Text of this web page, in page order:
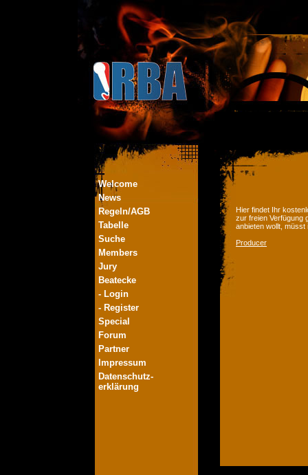
Welcome
News
Regeln/AGB
Tabelle
Suche
Members
Jury
Beatecke
- Login
- Register
Special
Forum
Partner
Impressum
Datenschutz-
erklärung
Hier findet Ihr
zur freien Verfügung
anbieten wollt,
Producer